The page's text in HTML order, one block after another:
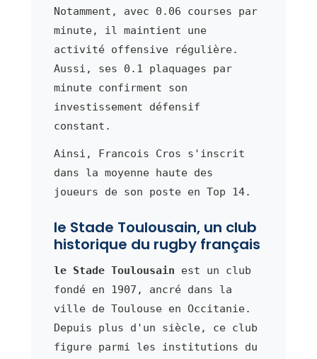
Notamment, avec 0.06 courses par
minute, il maintient une
activité offensive régulière.
Aussi, ses 0.1 plaquages par
minute confirment son
investissement défensif
constant.
Ainsi, Francois Cros s'inscrit
dans la moyenne haute des
joueurs de son poste en Top 14.
le Stade Toulousain, un club
historique du rugby français
le Stade Toulousain est un club
fondé en 1907, ancré dans la
ville de Toulouse en Occitanie.
Depuis plus d'un siècle, ce club
figure parmi les institutions du